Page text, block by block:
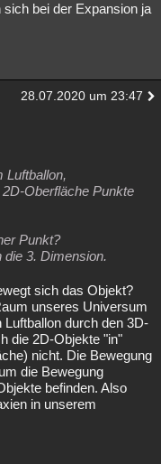
bei der Expansion ja
28.07.2020 um 23:47
Luftballon,
Oberfläche Punkte
Punkt?
die 3. Dimension.
sich das Objekt?
unseres Universum
durch den 3D-
die 2D-Objekte "in"
nicht. Die Bewegung
die Bewegung
befinden. Also
in unserem